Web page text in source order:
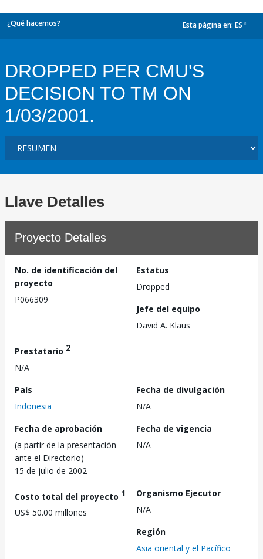
¿Qué hacemos? Esta página en: ES
DROPPED PER CMU'S
DECISION TO TM ON
1/03/2001.
Llave Detalles
Proyecto Detalles
No. de identificación del
proyecto
P066309
Estatus
Dropped
Jefe del equipo
David A. Klaus
Prestatario 2
N/A
País
Indonesia
Fecha de divulgación
N/A
Fecha de aprobación
(a partir de la presentación
ante el Directorio)
15 de julio de 2002
Fecha de vigencia
N/A
Costo total del proyecto 1
US$ 50.00 millones
Organismo Ejecutor
N/A
Región
Asia oriental y el Pacífico